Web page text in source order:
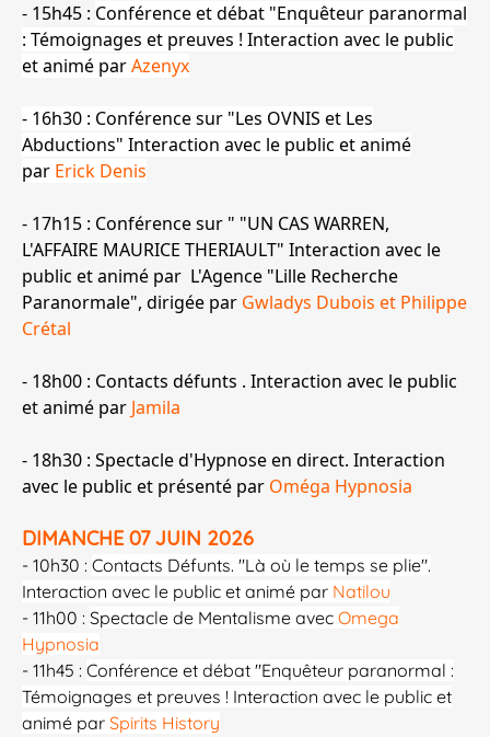
- 15h45 : Conférence et débat "Enquêteur paranormal
: Témoignages et preuves ! Interaction avec le public
et animé parAzenyx
- 16h30 : Conférence sur "Les OVNIS et Les
Abductions" Interaction avec le public et animé
par Erick Denis
- 17h15 : Conférence sur " "UN CAS WARREN,
L'AFFAIRE MAURICE THERIAULT" Interaction avec le
public et animé par L'Agence "Lille Recherche
Paranormale", dirigée par Gwladys Dubois et Philippe
Crétal
- 18h00 : Contacts défunts . Interaction avec le public
et animé par Jamila
​​- 18h30 : Spectacle d'Hypnose en direct. Interaction
avec le public et présenté par Oméga Hypnosia
DIMANCHE 07 JUIN 2026
- 10h30 : Contacts Défunts. "Là où le temps se plie".
Interaction avec le public et animé par Natilou
- 11h00 : Spectacle de Mentalisme avec Omega
Hypnosia
- 11h45 : Conférence et débat "Enquêteur paranormal :
Témoignages et preuves ! Interaction avec le public et
animé par Spirits History